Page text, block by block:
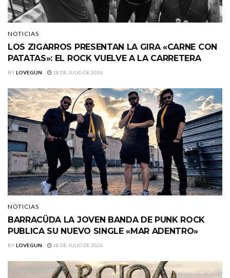
NOTICIAS
LOS ZIGARROS PRESENTAN LA GIRA «CARNE CON
PATATAS»: EL ROCK VUELVE A LA CARRETERA
BYLOVEGUN 18 DE JULIO DE 2026
NOTICIAS
BARRACÜDA LA JOVEN BANDA DE PUNK ROCK
PUBLICA SU NUEVO SINGLE «MAR ADENTRO»
BYLOVEGUN 18 DE JULIO DE 2026